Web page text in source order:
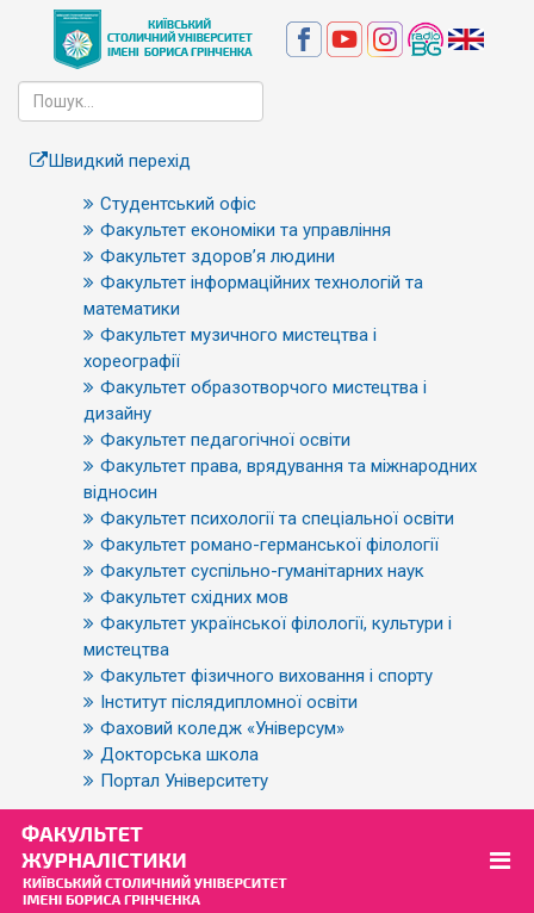
Швидкий перехід
Студентський офіс
Факультет економіки та управління
Факультет здоров’я людини
Факультет інформаційних технологій та
математики
Факультет музичного мистецтва і
хореографії
Факультет образотворчого мистецтва і
дизайну
Факультет педагогічної освіти
Факультет права, врядування та міжнародних
відносин
Факультет психології та спеціальної освіти
Факультет романо-германської філології
Факультет суспільно-гуманітарних наук
Факультет східних мов
Факультет української філології, культури і
мистецтва
Факультет фізичного виховання і спорту
Інститут післядипломної освіти
Фаховий коледж «Універсум»
Докторська школа
Портал Університету